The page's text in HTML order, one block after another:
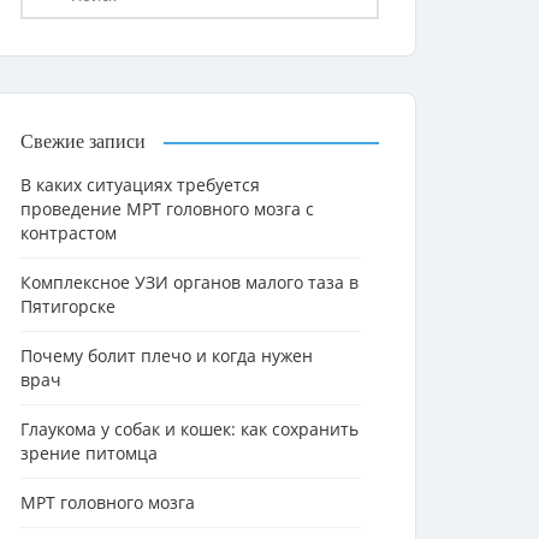
Свежие записи
В каких ситуациях требуется
проведение МРТ головного мозга с
контрастом
Комплексное УЗИ органов малого таза в
Пятигорске
Почему болит плечо и когда нужен
врач
Глаукома у собак и кошек: как сохранить
зрение питомца
МРТ головного мозга